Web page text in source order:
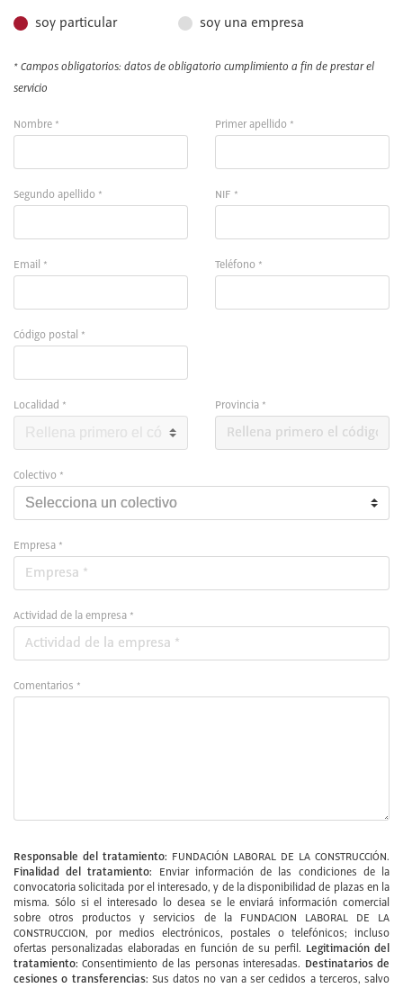
soy particular soy una empresa
* Campos obligatorios: datos de obligatorio cumplimiento a fin de prestar el
servicio
Nombre * Primer apellido *
Segundo apellido * NIF *
Email * Teléfono *
Código postal *
Localidad * Provincia *
Colectivo *
Empresa *
Actividad de la empresa *
Comentarios *
Responsable del tratamiento: FUNDACIÓN LABORAL DE LA CONSTRUCCIÓN.
Finalidad del tratamiento:
Enviar información de las condiciones de la
convocatoria solicitada por el interesado, y de la disponibilidad de plazas en la
misma. Sólo si el interesado lo desea se le enviará información comercial
sobre otros productos y servicios de la FUNDACION LABORAL DE LA
CONSTRUCCION, por medios electrónicos, postales o telefónicos; incluso
ofertas personalizadas elaboradas en función de su perfil. Legitimación del
tratamiento: Consentimiento de las personas interesadas. Destinatarios de
cesiones o transferencias: Sus datos no van a ser cedidos a terceros, salvo